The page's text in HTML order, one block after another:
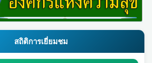
สถิติการเยี่ยมชม